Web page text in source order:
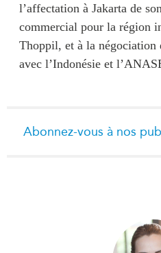
l’affectation à Jakarta de
commercial pour la région
Thoppil, et à la négociation
avec l’Indonésie et
Abonnez-vous à nos